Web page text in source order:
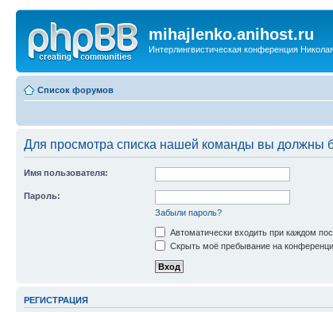
mihajlenko.anihost.ru
Интерлингвистическая конференция
Список форумов
Для просмотра списка нашей команды вы должны
Имя пользователя:
Пароль:
Забыли пароль?
Автоматически входить при каждом
Скрыть моё пребывание на
РЕГИСТРАЦИЯ